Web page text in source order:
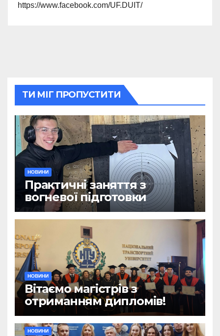
https://www.facebook.com/UF.DUIT/
ТИ МІГ ПРОПУСТИТИ
НОВИНИ
Практичні заняття з
вогневої підготовки
НОВИНИ
Вітаємо магістрів з
отриманням дипломів!
НОВИНИ